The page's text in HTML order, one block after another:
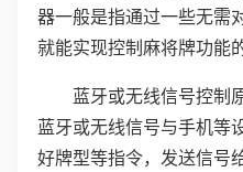
器一般是指通过一些无需
就能实现控制麻将牌功能
蓝牙或无线信号控制
蓝牙或无线信号与手机等
好牌型等指令，发送信号